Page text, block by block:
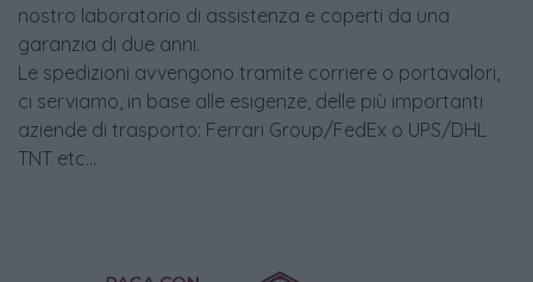
nostro laboratorio di assistenza e coperti da una
garanzia di due anni.
Le spedizioni avvengono tramite corriere o portavalori,
ci serviamo, in base alle esigenze, delle più importanti
aziende di trasporto: Ferrari Group/FedEx o UPS/DHL
TNT etc...